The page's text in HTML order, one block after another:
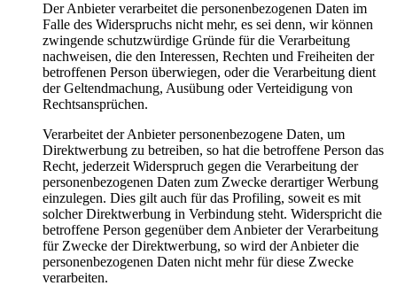
Der Anbieter verarbeitet die personenbezogenen Daten im
Falle des Widerspruchs nicht mehr, es sei denn, wir können
zwingende schutzwürdige Gründe für die Verarbeitung
nachweisen, die den Interessen, Rechten und Freiheiten der
betroffenen Person überwiegen, oder die Verarbeitung dient
der Geltendmachung, Ausübung oder Verteidigung von
Rechtsansprüchen.
Verarbeitet der Anbieter personenbezogene Daten, um
Direktwerbung zu betreiben, so hat die betroffene Person das
Recht, jederzeit Widerspruch gegen die Verarbeitung der
personenbezogenen Daten zum Zwecke derartiger Werbung
einzulegen. Dies gilt auch für das Profiling, soweit es mit
solcher Direktwerbung in Verbindung steht. Widerspricht die
betroffene Person gegenüber dem Anbieter der Verarbeitung
für Zwecke der Direktwerbung, so wird der Anbieter die
personenbezogenen Daten nicht mehr für diese Zwecke
verarbeiten.